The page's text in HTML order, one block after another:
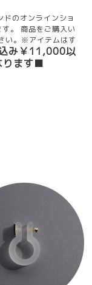
ドのオンラインショ
。
商品をご購入い
。 ※アイテムはす
み￥11,000以
ります■